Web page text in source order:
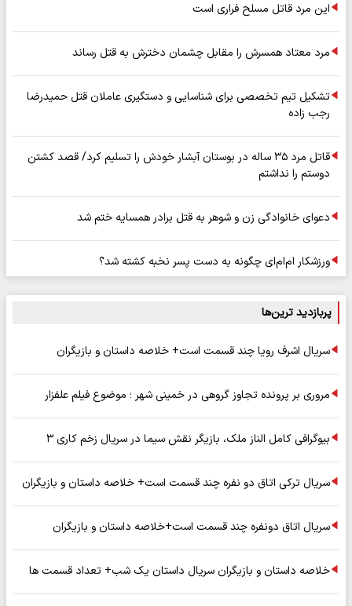
این مرد قاتل مسلح فراری است
مرد معتاد همسرش را مقابل چشمان دخترش به قتل رساند
تشکیل تیم تخصصی برای شناسایی و دستگیری عاملان قتل حمیدرضا
رجب زاده
قاتل مرد ۳۵ ساله در بوستان آبشار خودش را تسلیم کرد/ قصد کشتن
دوستم را نداشتم
دعوای خانوادگی زن و شوهر به قتل برادر همسایه ختم شد
ورزشکار ام‌ام‌ای چگونه به دست پسر نخبه کشته شد؟
پربازدید ترین‌ها
سریال اشرف رویا چند قسمت است+ خلاصه داستان و بازیگران
مروری بر پرونده تجاوز گروهی در خمینی شهر ؛ موضوع فیلم علفزار
بیوگرافی کامل الناز ملک، بازیگر نقش سیما در سریال زخم کاری ۳
سریال ترکی اتاق دو نفره چند قسمت است+ خلاصه داستان و بازیگران
سریال اتاق دونفره چند قسمت است+خلاصه داستان و بازیگران
خلاصه داستان و بازیگران سریال داستان یک شب+ تعداد قسمت ها